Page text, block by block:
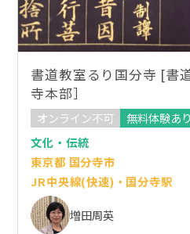
書道教室るり国分寺 [書
寺本部］
オンライン不可
無料体験あり
文化・伝統
東京都 国分寺市
JR中央線(快速)・国分寺駅
増田周英